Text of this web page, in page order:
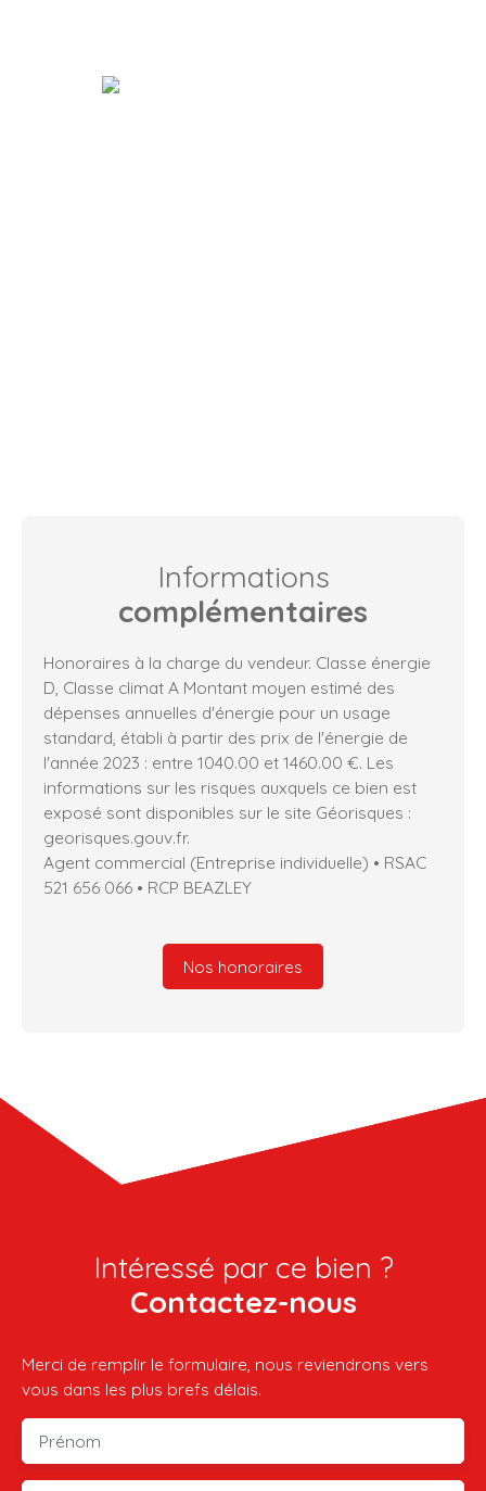
Informations
complémentaires
Honoraires à la charge du vendeur. Classe énergie
D, Classe climat A Montant moyen estimé des
dépenses annuelles d'énergie pour un usage
standard, établi à partir des prix de l'énergie de
l'année 2023 : entre 1040.00 et 1460.00 €. Les
informations sur les risques auxquels ce bien est
exposé sont disponibles sur le site Géorisques :
georisques.gouv.fr.
Agent commercial (Entreprise individuelle) • RSAC
521 656 066 • RCP BEAZLEY
Nos honoraires
Intéressé par ce bien ?
Contactez-nous
Merci de remplir le formulaire, nous reviendrons vers
vous dans les plus brefs délais.
Prénom